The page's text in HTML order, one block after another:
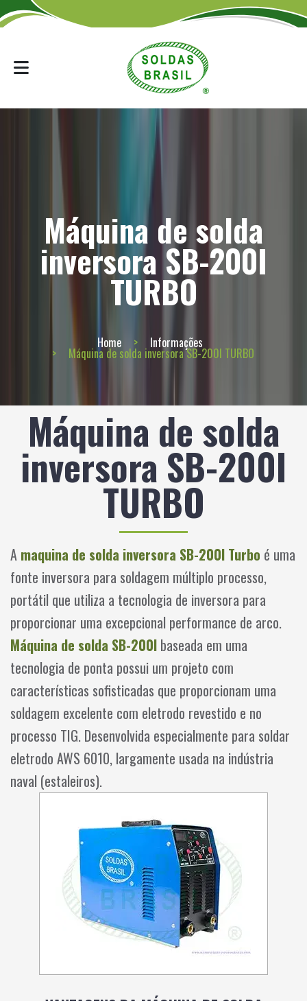
Máquina de solda
inversora SB-200I
TURBO
Home Informações
Máquina de solda inversora SB-200I TURBO
Máquina de solda
inversora SB-200I
TURBO
A maquina de solda inversora SB-200I Turbo é uma
fonte inversora para soldagem múltiplo processo,
portátil que utiliza a tecnologia de inversora para
proporcionar uma excepcional performance de arco.
Máquina de solda SB-200I baseada em uma
tecnologia de ponta possui um projeto com
características sofisticadas que proporcionam uma
soldagem excelente com eletrodo revestido e no
processo TIG. Desenvolvida especialmente para soldar
eletrodo AWS 6010, largamente usada na indústria
naval (estaleiros).